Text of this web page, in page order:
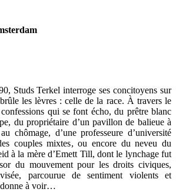
Studs Terkel interroge ses concitoyens sur
les lèvres : celle de la race. À travers le
qui se font écho, du prêtre blanc
du propriétaire d’un pavillon de balieue à
chômage, d’une professeure d’université
couples mixtes, ou encore du neveu du
à la mère d’Emett Till, dont le lynchage fut
du mouvement pour les droits civiques,
parcourue de sentiment violents et
donne à voir…